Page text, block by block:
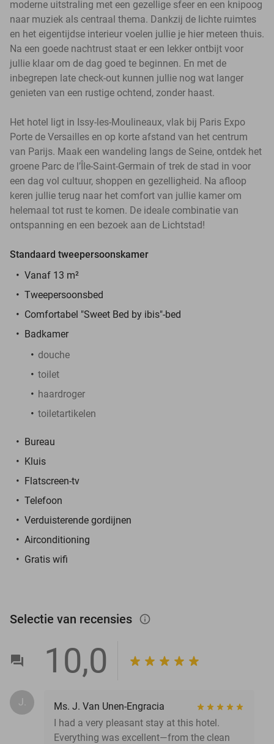
moderne uitstraling met een gezellige sfeer en een knipoog
naar muziek als centraal thema. Dankzij de lichte ruimtes
en het eigentijdse interieur voelen jullie je hier meteen thuis.
Na een goede nachtrust staat er een lekker ontbijt voor
jullie klaar om de dag goed te beginnen. En met de
inbegrepen late check-out kunnen jullie nog wat langer
genieten van een rustige ochtend, zonder haast.
Het hotel ligt in Issy-les-Moulineaux, vlak bij Paris Expo
Porte de Versailles en op korte afstand van het centrum
van Parijs. Maak een wandeling langs de Seine, ontdek het
groene Parc de l’Île-Saint-Germain of trek de stad in voor
een dag vol cultuur, shoppen en gezelligheid. Na afloop
keren jullie terug naar het comfort van jullie kamer om
helemaal tot rust te komen. De ideale combinatie van
ontspanning en een bezoek aan de Lichtstad!
Standaard tweepersoonskamer
Vanaf 13 m²
Tweepersoonsbed
Comfortabel "Sweet Bed by ibis"-bed
Badkamer
douche
toilet
haardroger
toiletartikelen
Bureau
Kluis
Flatscreen-tv
Telefoon
Verduisterende gordijnen
Airconditioning
Gratis wifi
Selectie van recensies info_outlined
10,0
J.
Ms. J. Van Unen-Engracia
I had a very pleasant stay at this hotel.
Everything was excellent—from the clean